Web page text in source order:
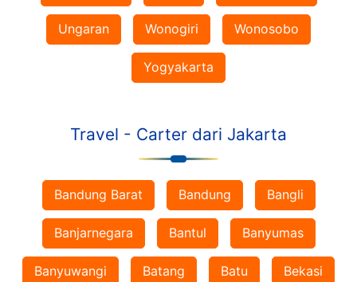
Ungaran Wonogiri Wonosobo
Yogyakarta
Travel - Carter dari Jakarta
Bandung Barat Bandung Bangli
Banjarnegara Bantul Banyumas
Banyuwangi Batang Batu Bekasi